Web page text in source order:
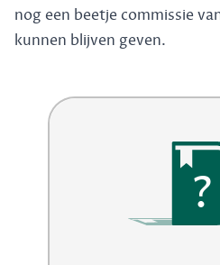
nog een beetje commissie
kunnen blijven geven.
?